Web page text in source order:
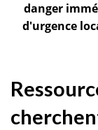
danger
d'urgence